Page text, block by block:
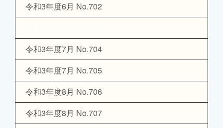
令和3年度6月 No.702
令和3年度7月 No.704
令和3年度7月 No.705
令和3年度8月 No.706
令和3年度8月 No.707